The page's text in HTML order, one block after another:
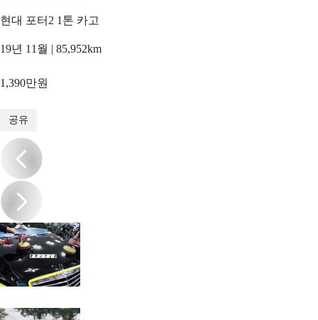
현대 포터2 1톤 카고
19년 11월 | 85,952km
1,390만원
공유
/7